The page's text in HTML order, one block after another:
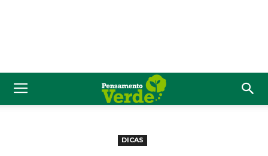
DICAS